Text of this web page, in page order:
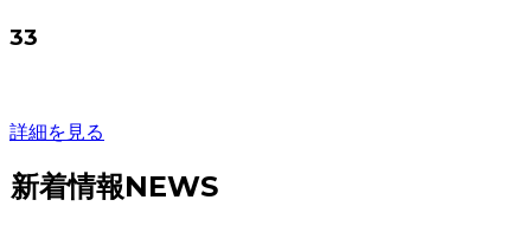
33
詳細を見る
新着情報NEWS